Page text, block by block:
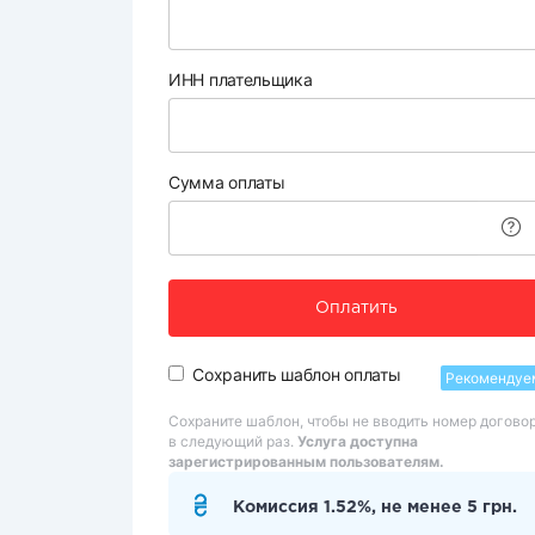
ИНН плательщика
Сумма оплаты
Оплатить
Сохранить шаблон оплаты
Сохраните шаблон, чтобы не вводить номер
в следующий раз. Услуга доступна
зарегистрированным пользователям.
Комиссия 1.52%, не менее 5 грн.